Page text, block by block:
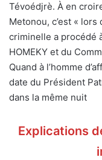
Tévoédjrè. À en
Metonou, c’est «
criminelle a procédé
HOMEKY et du
Quand à l’homme
date du Président
dans la même nuit
Explications